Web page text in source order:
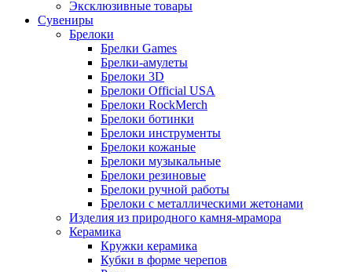
Эксклюзивные товары
Сувениры
Брелоки
Брелки Games
Брелки-амулеты
Брелоки 3D
Брелоки Official USA
Брелоки RockMerch
Брелоки ботинки
Брелоки инструменты
Брелоки кожаные
Брелоки музыкальные
Брелоки резиновые
Брелоки ручной работы
Брелоки с металлическими жетонами
Изделия из природного камня-мрамора
Керамика
Кружки керамика
Кубки в форме черепов